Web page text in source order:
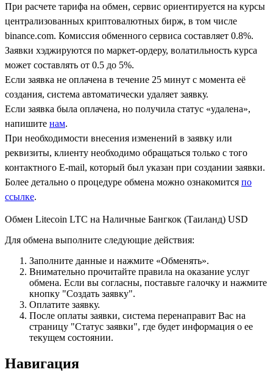
При расчете тарифа на обмен, сервис ориентируется на курсы
централизованных криптовалютных бирж, в том числе
binance.com. Комиссия обменного сервиса составляет 0.8%.
Заявки хэджируются по маркет-ордеру, волатильность курса
может составлять от 0.5 до 5%.
Если заявка не оплачена в течение 25 минут с момента её
создания, система автоматически удаляет заявку.
Если заявка была оплачена, но получила статус «удалена»,
напишите нам.
При необходимости внесения изменений в заявку или
реквизиты, клиенту необходимо обращаться только с того
контактного Е-mail, который был указан при создании заявки.
Более детально о процедуре обмена можно ознакомится по
ссылке.
Обмен Litecoin LTC на Наличные Бангкок (Таиланд) USD
Для обмена выполните следующие действия:
Заполните данные и нажмите «Обменять».
Внимательно прочитайте правила на оказание услуг
обмена. Если вы согласны, поставьте галочку и нажмите
кнопку "Создать заявку".
Оплатите заявку.
После оплаты заявки, система перенаправит Вас на
страницу "Статус заявки", где будет информация о ее
текущем состоянии.
Навигация